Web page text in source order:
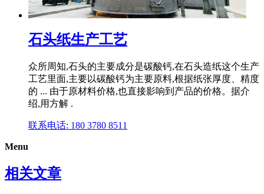
石头纸生产工艺
众所周知,石头的主要成分是碳酸钙,在石头造纸这个生产
工艺里面,主要以碳酸钙为主要原料,根据纸张厚度、精度
的 ... 由于原材料价格,也直接影响到产品的价格。据介
绍,用方解 .
联系电话: 180 3780 8511
Menu
相关文章